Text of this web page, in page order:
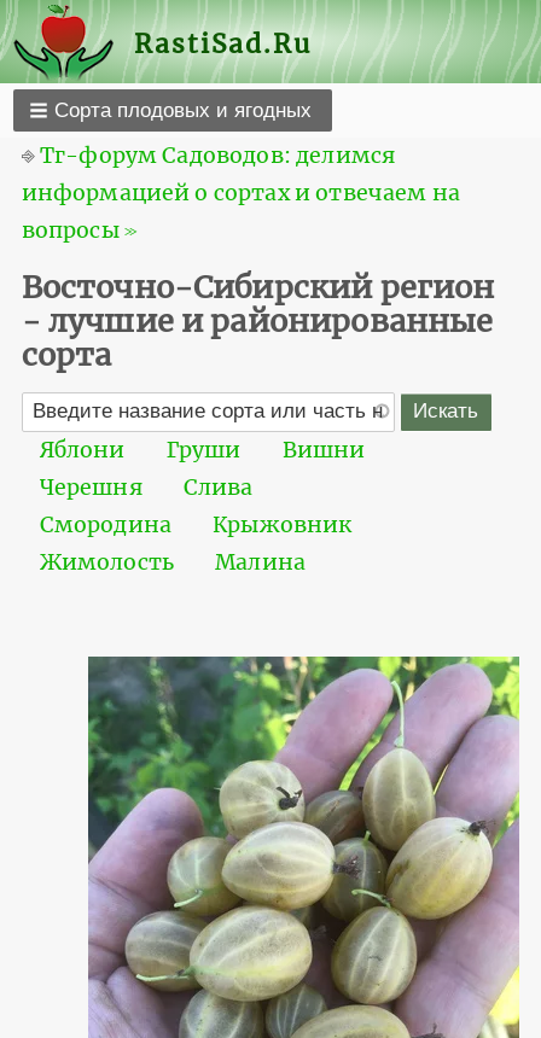
RastiSad.Ru
Сорта плодовых и ягодных
⎆Тг-форум Садоводов: делимся
информацией о сортах и отвечаем на
вопросы ≫
Восточно-Сибирский регион
- лучшие и районированные
сорта
Яблони Груши
Вишни
Черешня
Слива
Смородина
Крыжовник
Жимолость
Малина